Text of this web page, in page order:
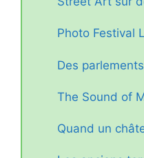
Photo Festival
Des
The Sound of
Quand un